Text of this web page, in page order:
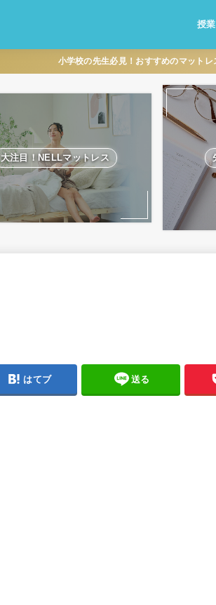
授
小学校の先生必見！おすすめのマットレ
大注目！NELLマットレス
はてブ 送る